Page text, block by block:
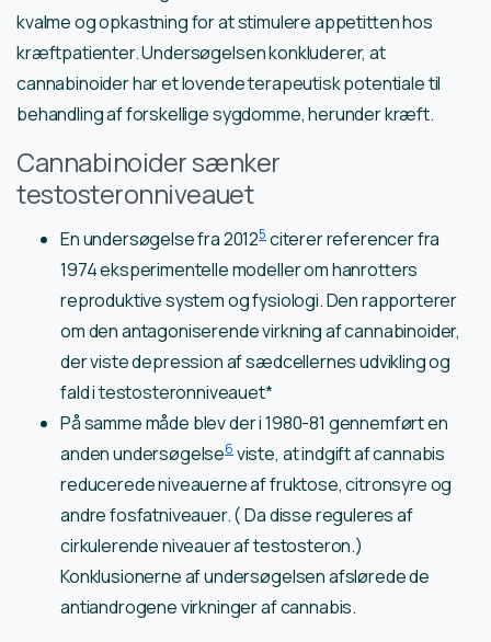
kvalme og opkastning for at stimulere appetitten hos
kræftpatienter. Undersøgelsen konkluderer, at
cannabinoider har et lovende terapeutisk potentiale til
behandling af forskellige sygdomme, herunder kræft.
Cannabinoider sænker
testosteronniveauet
En undersøgelse fra 20125 citerer referencer fra
1974 eksperimentelle modeller om hanrotters
reproduktive system og fysiologi. Den rapporterer
om den antagoniserende virkning af cannabinoider,
der viste depression af sædcellernes udvikling og
fald i testosteronniveauet*
På samme måde blev der i 1980-81 gennemført en
anden undersøgelse6viste, at indgift af cannabis
reducerede niveauerne af fruktose, citronsyre og
andre fosfatniveauer. ( Da disse reguleres af
cirkulerende niveauer af testosteron.)
Konklusionerne af undersøgelsen afslørede de
antiandrogene virkninger af cannabis.